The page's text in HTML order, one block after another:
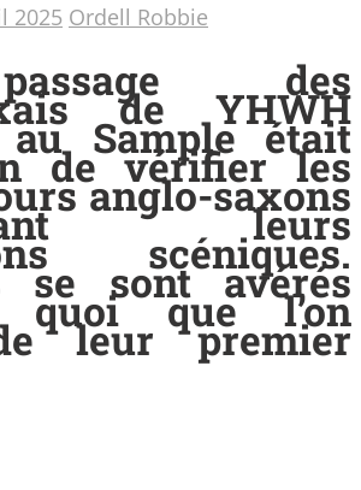
2025 Ordell Robbie
des
de YHWH
Sample était
de vérifier les
anglo-saxons
leurs
scéniques.
se sont avérés
quoi que l’on
leur premier